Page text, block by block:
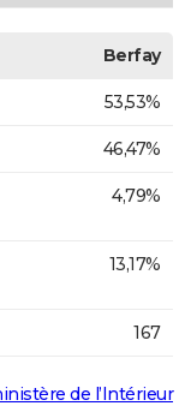
Berfay
53,53%
46,47%
4,79%
13,17%
167
de l’Intérieur